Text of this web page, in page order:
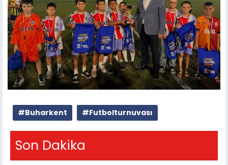
#Buharkent #Futbolturnuvası
Son Dakika